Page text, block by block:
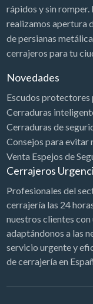
rápidos y sin romper.
realizamos apertura
de persianas
cerrajeros para tu
Novedades
Escudos protectores
Cerraduras
Cerraduras de
Consejos para evitar
Venta Espejos de
Cerrajeros
Profesionales del
cerrajería las 24
nuestros clientes
adaptándonos a las
servicio urgente y
de cerrajería en